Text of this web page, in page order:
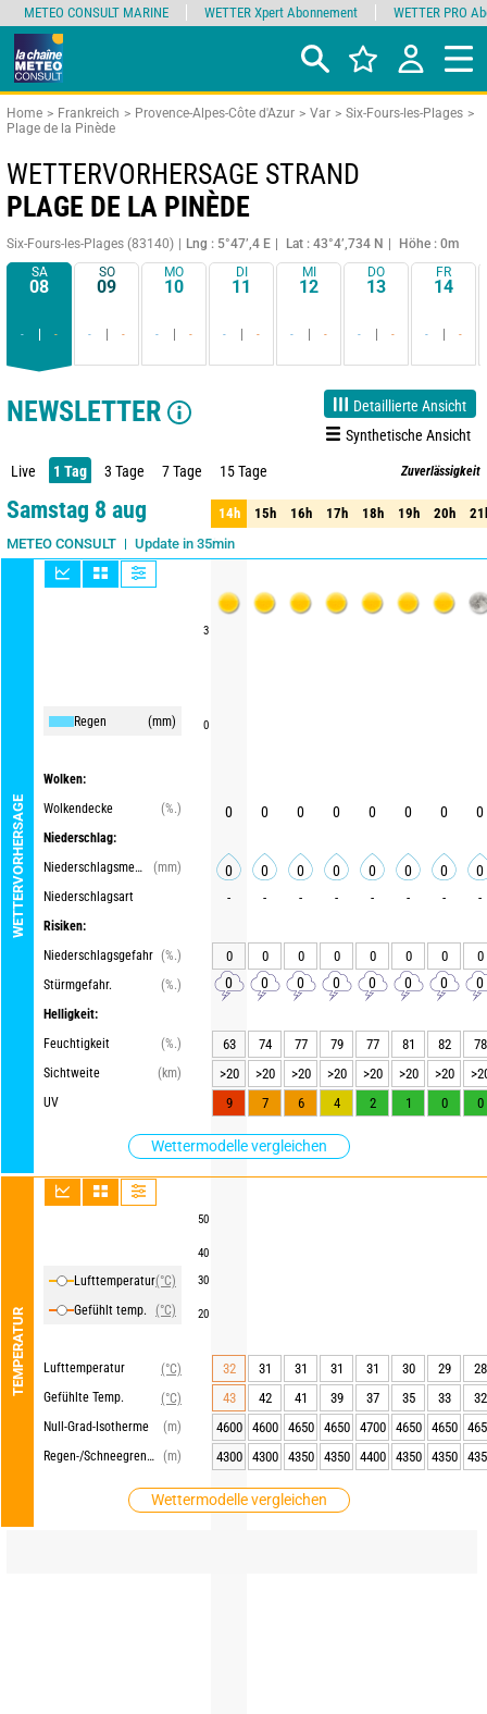
Home Frankreich Provence-Alpes-Côte d'Azur Var
Six-Fours-les-Plages
Plage de la Pinède
WETTERVORHERSAGE STRAND
PLAGE DE LA PINÈDE
Six-Fours-les-Plages (83140) Lng : 5°47’,4 E Lat : 43°4’,734 N
Höhe : 0m
SA
08
- -
SO
09
- -
MO
10
- -
DI
11
- -
MI
12
- -
DO
13
- -
FR
14
- -
NEWSLETTER
Detaillierte Ansicht
Synthetische Ansicht
Live 1 Tag 3 Tage 7 Tage 15 Tage Zuverlässigkeit
80%
Samstag 8 aug
METEO CONSULT Update in 35min
WETTERVORHERSAGE
Regen (mm)
Wolken:
Wolkendecke
(%.)
Niederschlag:
Niederschlagsmenge
(mm)
Niederschlagsart
Risiken:
Niederschlagsgefahr (%.)
Stürmgefahr.
(%.)
Helligkeit:
Feuchtigkeit
(%.)
Sichtweite
(km)
UV
Wettermodelle vergleichen
TEMPERATUR
Lufttemperatur(°C)
Gefühlt temp.
(°C)
Lufttemperatur
(°C)
Gefühlte Temp.
(°C)
Null-Grad-Isotherme
(m)
Regen-/Schneegrenze (m)
Wettermodelle vergleichen
3
0
50
40
30
20
14h 15h 16h 17h 18h 19h 20h
14h 15h 16h 17h 18h 19h 20h
0 0 0 0 0 0 0 0
0 0 0 0 0 0 0 0
- - - - - - - -
0 0 0 0 0 0 0 0
0 0 0 0 0 0 0 0
63 74 77 79 77 81 82
78
>20
>20 >20 >20 >20 >20 >20
9
7 6 4 2 1 0 0
32 31 31 31 31 30 29
28
43
42 41 39 37 35 33
32
4600
4600 4650 4650 4700 4650 4650
4300
4300 4350 4350 4400 4350 4350
METEO CONSULT MARINE WETTER Xpert Abonnement WETTER PRO